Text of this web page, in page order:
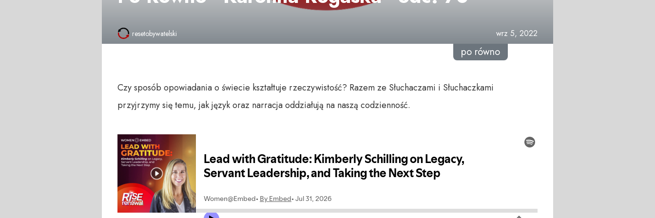
resetobywatelski wrz 5, 2022
po równo
Czy sposób opowiadania o świecie kształtuje rzeczywistość? Razem ze Słuchaczami i Słuchaczkami
przyjrzymy się temu, jak język oraz narracja oddziałują na naszą codzienność.